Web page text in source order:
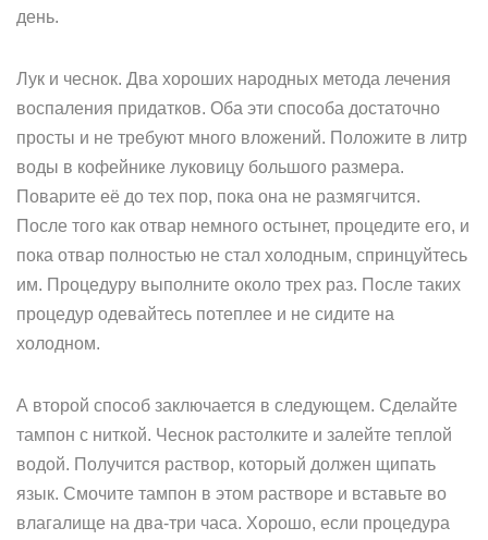
день.
Лук и чеснок. Два хороших народных метода лечения
воспаления придатков. Оба эти способа достаточно
просты и не требуют много вложений. Положите в литр
воды в кофейнике луковицу большого размера.
Поварите её до тех пор, пока она не размягчится.
После того как отвар немного остынет, процедите его, и
пока отвар полностью не стал холодным, спринцуйтесь
им. Процедуру выполните около трех раз. После таких
процедур одевайтесь потеплее и не сидите на
холодном.
А второй способ заключается в следующем. Сделайте
тампон с ниткой. Чеснок растолките и залейте теплой
водой. Получится раствор, который должен щипать
язык. Смочите тампон в этом растворе и вставьте во
влагалище на два-три часа. Хорошо, если процедура